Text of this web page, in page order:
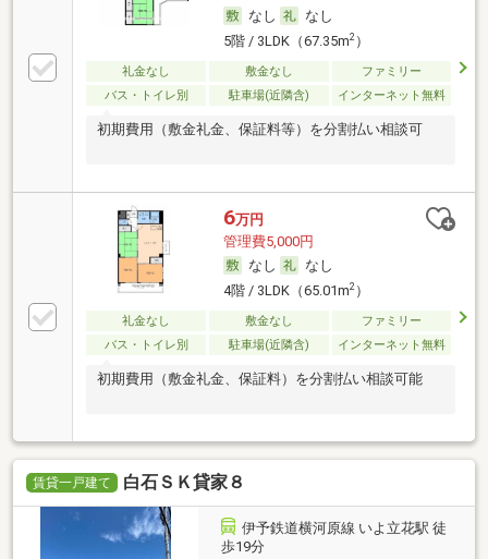
なし
なし
5階 / 3LDK（67.35m2）
礼金なし 敷金なし
ファミリー
バス・トイレ別
駐車場(近隣含) インターネット無料
初期費用（敷金礼金、保証料等）を分割払い相談可
6万円
管理費5,000円
なし
なし
4階 / 3LDK（65.01m2）
礼金なし 敷金なし
ファミリー
バス・トイレ別
駐車場(近隣含) インターネット無料
初期費用（敷金礼金、保証料）を分割払い相談可能
賃貸一戸建て 白石ＳＫ貸家８
伊予鉄道横河原線 いよ立花駅 徒
歩19分